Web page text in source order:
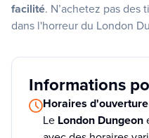
facilité. N’achetez pas
dans l'horreur du London
Informations
Horaires
Le London Dungeon